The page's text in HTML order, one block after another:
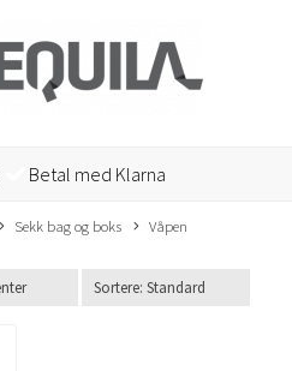
Betal med Klarna
Sekk bag og boks Våpen